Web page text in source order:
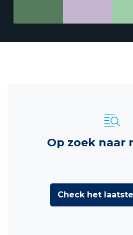
Op zoek naar
Check het